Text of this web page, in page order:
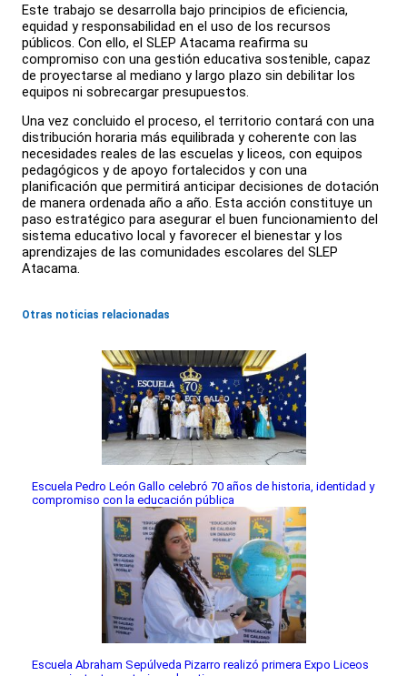
Este trabajo se desarrolla bajo principios de eficiencia,
equidad y responsabilidad en el uso de los recursos
públicos. Con ello, el SLEP Atacama reafirma su
compromiso con una gestión educativa sostenible, capaz
de proyectarse al mediano y largo plazo sin debilitar los
equipos ni sobrecargar presupuestos.
Una vez concluido el proceso, el territorio contará con una
distribución horaria más equilibrada y coherente con las
necesidades reales de las escuelas y liceos, con equipos
pedagógicos y de apoyo fortalecidos y con una
planificación que permitirá anticipar decisiones de dotación
de manera ordenada año a año. Esta acción constituye un
paso estratégico para asegurar el buen funcionamiento del
sistema educativo local y favorecer el bienestar y los
aprendizajes de las comunidades escolares del SLEP
Atacama.
Otras noticias relacionadas
Escuela Pedro León Gallo celebró 70 años de historia, identidad y
compromiso con la educación pública
Escuela Abraham Sepúlveda Pizarro realizó primera Expo Liceos